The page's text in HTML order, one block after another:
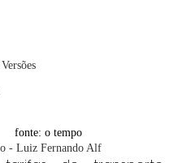
- Luiz Fernando Alf
fonte: o tempo